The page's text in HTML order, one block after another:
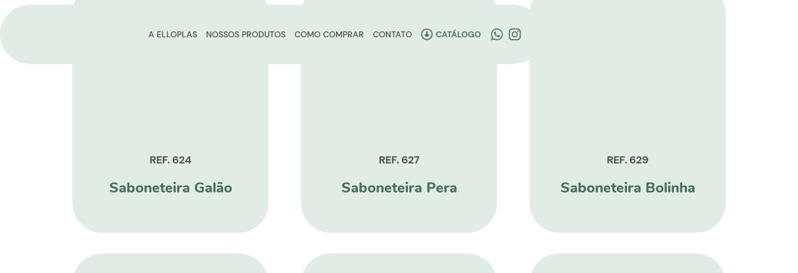
A ELLOPLAS NOSSOS PRODUTOS COMO COMPRAR CONTATO CATÁLOGO
REF. 624
Saboneteira Galão
REF. 627
Saboneteira Pera
REF. 629
Saboneteira Bolinha